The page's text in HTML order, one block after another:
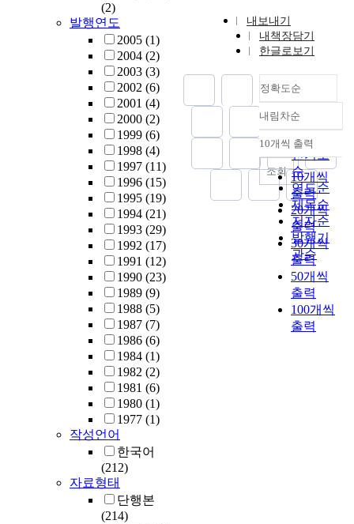
(2)
발행연도
2005 (1)
2004 (2)
2003 (3)
2002 (6)
2001 (4)
2000 (2)
1999 (6)
1998 (4)
1997 (11)
1996 (15)
1995 (19)
1994 (21)
1993 (29)
1992 (17)
1991 (12)
1990 (23)
1989 (9)
1988 (5)
1987 (7)
1986 (6)
1984 (1)
1982 (2)
1981 (6)
1980 (1)
1977 (1)
작성언어
한국어
(212)
자료형태
단행본
(214)
내보내기
내책장담기
한글로보기
정확도순
정확도
순
인기도
순
연도순
제목순
저자순
발행기
관순
내림차순
내림차순
10개씩 출력
10개씩
출력
20개씩
출력
30개씩
출력
50개씩
출력
100개씩
출력
조회